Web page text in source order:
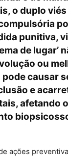
o duplo viés
punitiva,
de lugar’
ou
causar
e
afetando o
ações